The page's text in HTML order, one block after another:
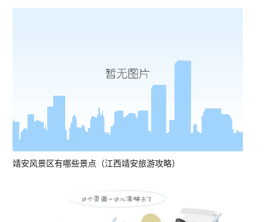
靖安风景区有哪些景点（江西靖安旅游攻略）